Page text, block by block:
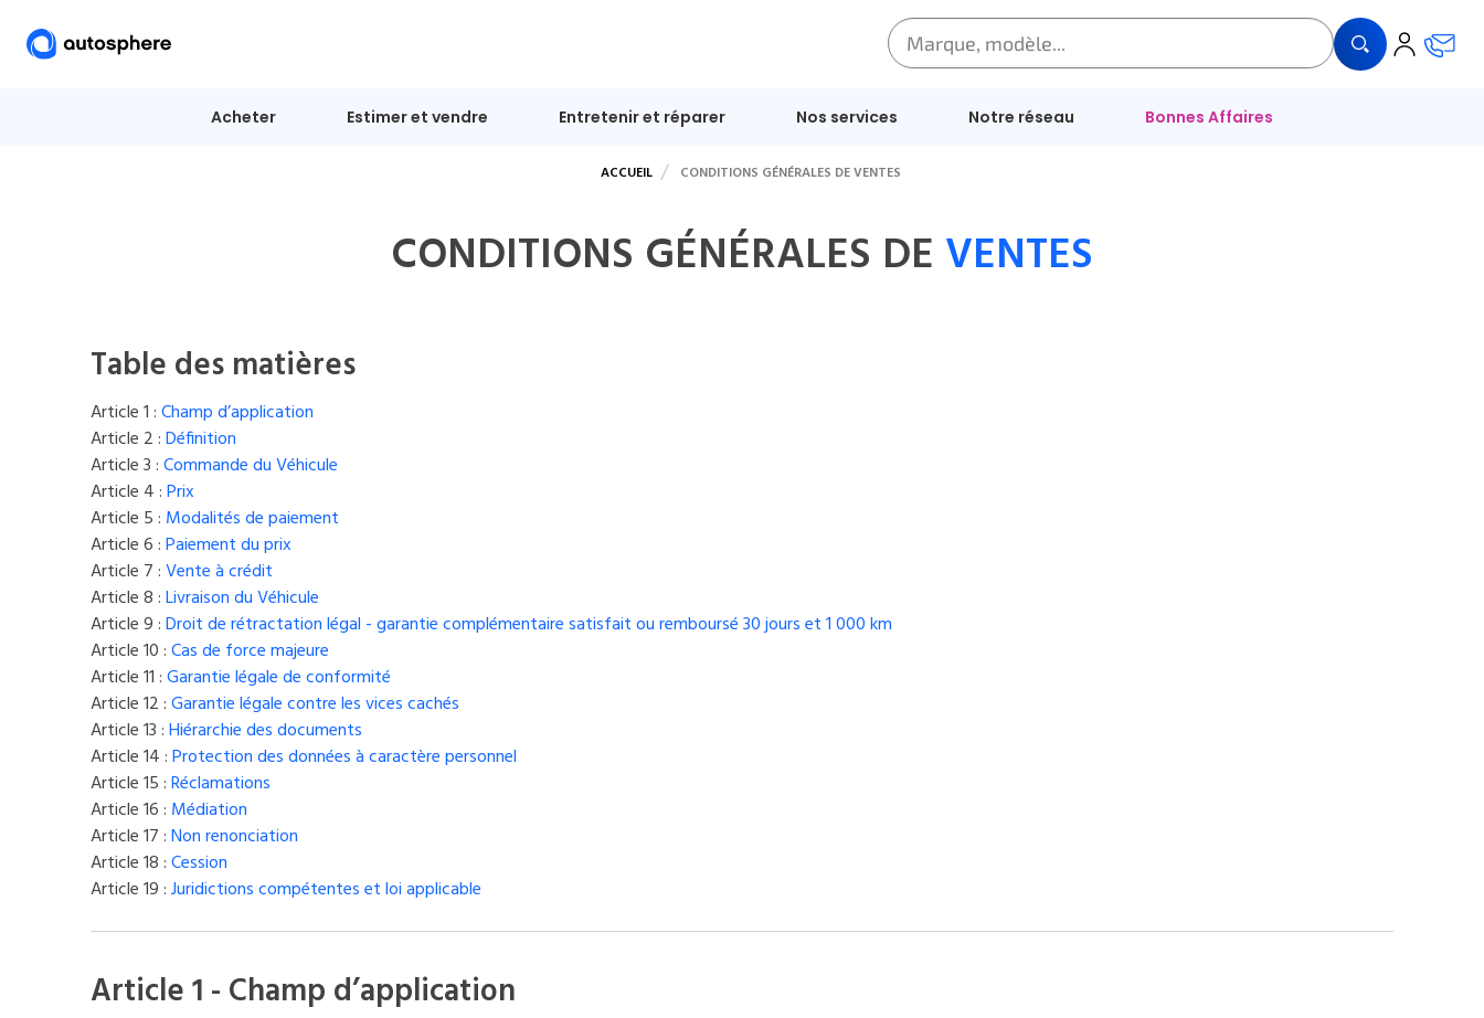
Acheter Estimer et vendre Entretenir et réparer Nos services Notre réseau Bonnes Affaires
ACCUEIL CONDITIONS GÉNÉRALES DE VENTES
CONDITIONS GÉNÉRALES DE VENTES
Table des matières
Article 1 :Champ d’application
Article 2 :Définition
Article 3 :Commande du Véhicule
Article 4 :Prix
Article 5 : Modalités de paiement
Article 6 :Paiement du prix
Article 7 :Vente à crédit
Article 8 :Livraison du Véhicule
Article 9 :Droit de rétractation légal - garantie complémentaire satisfait ou remboursé 30 jours et 1 000 km
Article 10 :Cas de force majeure
Article 11 :Garantie légale de conformité
Article 12 :Garantie légale contre les vices cachés
Article 13 :Hiérarchie des documents
Article 14 :Protection des données à caractère personnel
Article 15 :Réclamations
Article 16 : Médiation
Article 17 :Non renonciation
Article 18 :Cession
Article 19 :Juridictions compétentes et loi applicable
Article 1 - Champ d’application